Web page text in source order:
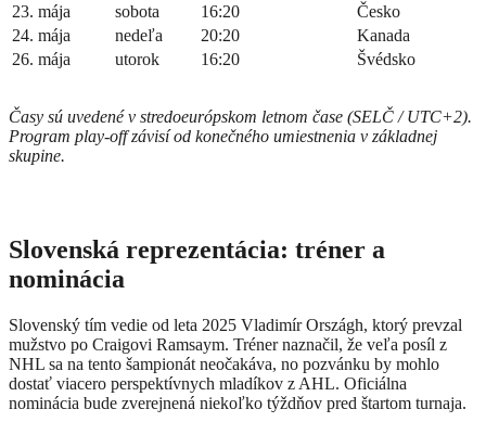
23. mája
sobota 16:20
Česko
24. mája
nedeľa 20:20
Kanada
26. mája
utorok 16:20 Švédsko
Časy sú uvedené v stredoeurópskom letnom čase (SELČ / UTC+2).
Program play-off závisí od konečného umiestnenia v základnej
skupine.
Slovenská reprezentácia: tréner a
nominácia
Slovenský tím vedie od leta 2025 Vladimír Országh, ktorý prevzal
mužstvo po Craigovi Ramsaym. Tréner naznačil, že veľa posíl z
NHL sa na tento šampionát neočakáva, no pozvánku by mohlo
dostať viacero perspektívnych mladíkov z AHL. Oficiálna
nominácia bude zverejnená niekoľko týždňov pred štartom turnaja.